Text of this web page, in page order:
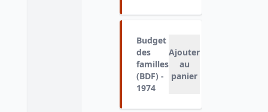
Budget
des
familles
(BDF) -
1974
Ajouter
au
panier